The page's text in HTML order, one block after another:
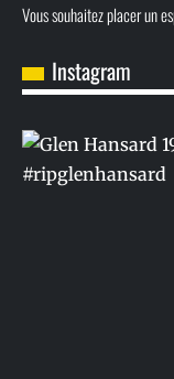
Vous souhaitez placer un
Instagram